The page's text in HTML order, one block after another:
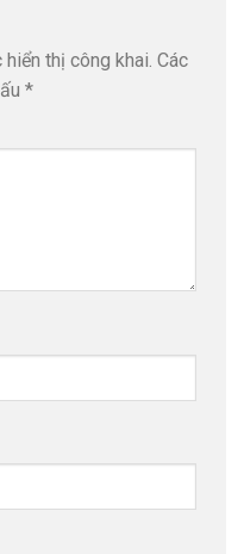
thị công khai. Các
*